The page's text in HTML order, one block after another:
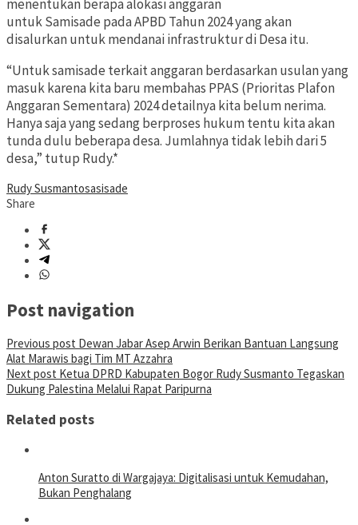
menentukan berapa alokasi anggaran
untuk Samisade pada APBD Tahun 2024 yang akan
disalurkan untuk mendanai infrastruktur di Desa itu.
“Untuk samisade terkait anggaran berdasarkan usulan yang
masuk karena kita baru membahas PPAS (Prioritas Plafon
Anggaran Sementara) 2024 detailnya kita belum nerima.
Hanya saja yang sedang berproses hukum tentu kita akan
tunda dulu beberapa desa. Jumlahnya tidak lebih dari 5
desa,” tutup Rudy.*
Rudy Susmantosasisade
Share
Post navigation
Previous post Dewan Jabar Asep Arwin Berikan Bantuan Langsung
Alat Marawis bagi Tim MT Azzahra
Next post Ketua DPRD Kabupaten Bogor Rudy Susmanto Tegaskan
Dukung Palestina Melalui Rapat Paripurna
Related posts
Anton Suratto di Wargajaya: Digitalisasi untuk Kemudahan,
Bukan Penghalang